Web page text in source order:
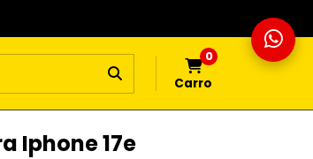
0
Carro
Iphone 17e